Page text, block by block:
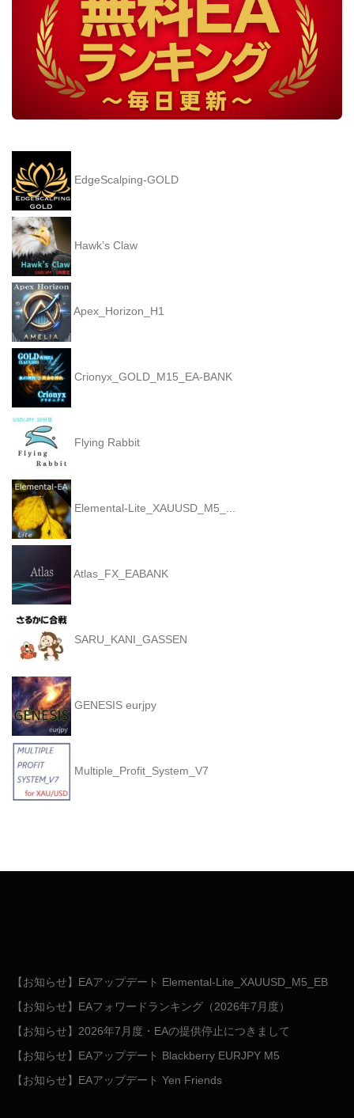
EdgeScalping-GOLD
Hawk’s Claw
Apex_Horizon_H1
Crionyx_GOLD_M15_EA-BANK
Flying Rabbit
Elemental-Lite_XAUUSD_M5_...
Atlas_FX_EABANK
SARU_KANI_GASSEN
GENESIS eurjpy
Multiple_Profit_System_V7
【お知らせ】EAアップデート Elemental-Lite_XAUUSD_M5_EB
【お知らせ】EAフォワードランキング（2026年7月度）
【お知らせ】2026年7月度・EAの提供停止につきまして
【お知らせ】EAアップデート Blackberry EURJPY M5
【お知らせ】EAアップデート Yen Friends